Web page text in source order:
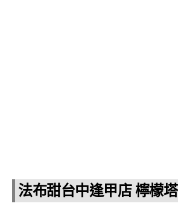
法布甜台中逢甲店 檸檬塔